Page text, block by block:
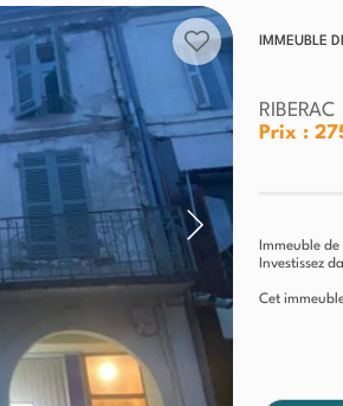
IMMEUBLE
RIBERAC
Prix :
Immeuble
Investissez
Cet